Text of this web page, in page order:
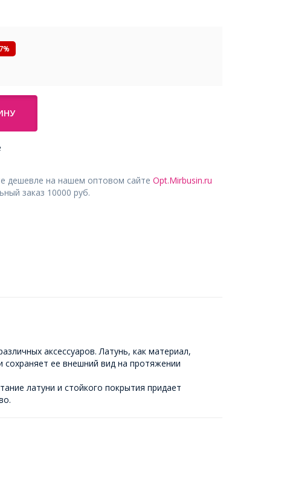
дешевле на нашем оптовом сайте Opt.Mirbusin.ru
заказ 10000 руб.
аксессуаров. Латунь, как материал,
сохраняет ее внешний вид на протяжении
латуни и стойкого покрытия придает